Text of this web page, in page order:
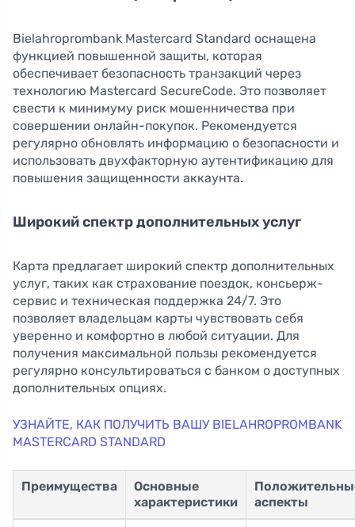
Bielahroprombank Mastercard Standard оснащена
функцией повышенной защиты, которая
обеспечивает безопасность транзакций через
технологию Mastercard SecureCode. Это позволяет
свести к минимуму риск мошенничества при
совершении онлайн-покупок. Рекомендуется
регулярно обновлять информацию о безопасности и
использовать двухфакторную аутентификацию для
повышения защищенности аккаунта.
Широкий спектр дополнительных услуг
Карта предлагает широкий спектр дополнительных
услуг, таких как страхование поездок, консьерж-
сервис и техническая поддержка 24/7. Это
позволяет владельцам карты чувствовать себя
уверенно и комфортно в любой ситуации. Для
получения максимальной пользы рекомендуется
регулярно консультироваться с банком о доступных
дополнительных опциях.
УЗНАЙТЕ, КАК ПОЛУЧИТЬ ВАШУ BIELAHROPROMBANK
MASTERCARD STANDARD
Преимущества
Основные
характеристики
аспекты